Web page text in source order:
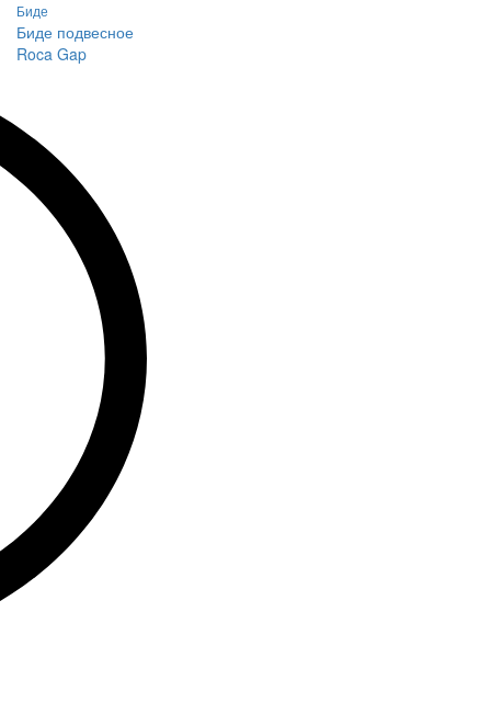
Биде
Биде подвесное
Roca Gap